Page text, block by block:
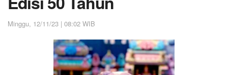
Minggu, 12/11/23 | 08:02 WIB